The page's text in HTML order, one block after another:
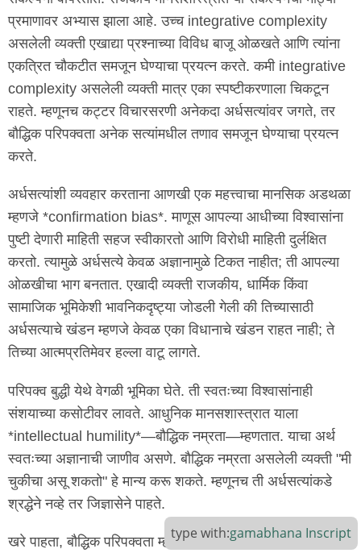
प्रमाणावर अभ्यास झाला आहे. उच्च integrative complexity
असलेली व्यक्ती एखाद्या प्रश्नाच्या विविध बाजू ओळखते आणि त्यांना
एकत्रित चौकटीत समजून घेण्याचा प्रयत्न करते. कमी integrative
complexity असलेली व्यक्ती मात्र एका स्पष्टीकरणाला चिकटून
राहते. म्हणूनच कट्टर विचारसरणी अनेकदा अर्धसत्यांवर जगते, तर
बौद्धिक परिपक्वता अनेक सत्यांमधील तणाव समजून घेण्याचा प्रयत्न
करते.
अर्धसत्यांशी व्यवहार करताना आणखी एक महत्त्वाचा मानसिक अडथळा
म्हणजे *confirmation bias*. माणूस आपल्या आधीच्या विश्वासांना
पुष्टी देणारी माहिती सहज स्वीकारतो आणि विरोधी माहिती दुर्लक्षित
करतो. त्यामुळे अर्धसत्ये केवळ अज्ञानामुळे टिकत नाहीत; ती आपल्या
ओळखीचा भाग बनतात. एखादी व्यक्ती राजकीय, धार्मिक किंवा
सामाजिक भूमिकेशी भावनिकदृष्ट्या जोडली गेली की तिच्यासाठी
अर्धसत्याचे खंडन म्हणजे केवळ एका विधानाचे खंडन राहत नाही; ते
तिच्या आत्मप्रतिमेवर हल्ला वाटू लागते.
परिपक्व बुद्धी येथे वेगळी भूमिका घेते. ती स्वतःच्या विश्वासांनाही
संशयाच्या कसोटीवर लावते. आधुनिक मानसशास्त्रात याला
*intellectual humility*—बौद्धिक नम्रता—म्हणतात. याचा अर्थ
स्वतःच्या अज्ञानाची जाणीव असणे. बौद्धिक नम्रता असलेली व्यक्ती "मी
चुकीचा असू शकतो" हे मान्य करू शकते. म्हणूनच ती अर्धसत्यांकडे
श्रद्धेने नव्हे तर जिज्ञासेने पाहते.
खरे पाहता, बौद्धिक परिपक्वता म्हणजे अधिक उत्तरे मिळणे नव्हे; तर
type with:gamabhana Inscript